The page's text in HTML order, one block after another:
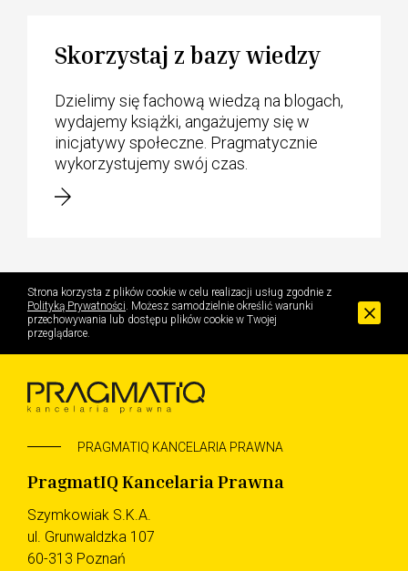
Skorzystaj z bazy wiedzy
Dzielimy się fachową wiedzą na blogach,
wydajemy książki, angażujemy się w
inicjatywy społeczne. Pragmatycznie
wykorzystujemy swój czas.
Strona korzysta z plików cookie w celu realizacji usług zgodnie z
Polityką Prywatności . Możesz samodzielnie określić warunki
przechowywania lub dostępu plików cookie w Twojej
przeglądarce.
PRAGMATIQ KANCELARIA PRAWNA
PragmatIQ Kancelaria Prawna
Szymkowiak S.K.A.
ul. Grunwaldzka 107
60-313 Poznań